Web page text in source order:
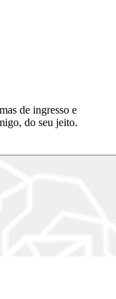
de ingresso e
do seu jeito.